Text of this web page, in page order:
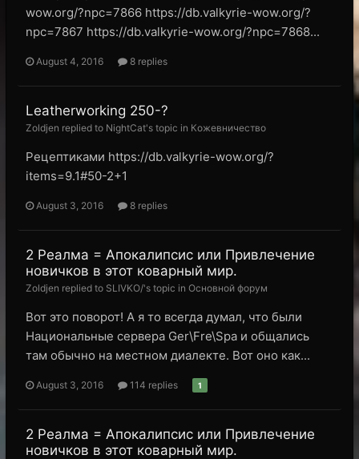
wow.org/?npc=7866 https://db.valkyrie-wow.org/?
npc=7867 https://db.valkyrie-wow.org/?npc=7868...
August 4, 2016 8 replies
Leatherworking 250-?
Zoldjen replied to NightCat's topic in Кожевничество
Рецептиками https://db.valkyrie-wow.org/?
items=9.1#50-2+1
August 3, 2016 8 replies
2 Реалма = Апокалипсис или Привлечение
новичков в этот коварный мир.
Zoldjen replied to SLIVKO/'s topic in Основной форум
Вот это поворот! А я то всегда думал, что были
Национальные сервера Ger\Fre\Spa и общались
там обычно на местном диалекте. Вот оно как...
August 3, 2016 114 replies 1
2 Реалма = Апокалипсис или Привлечение
новичков в этот коварный мир.